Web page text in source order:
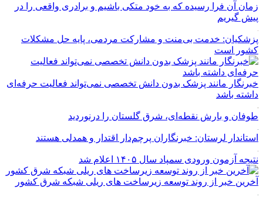
زمان آن فرا رسیده که به خود متکی باشیم و برادری واقعی را در
پیش گیریم
پزشکیان: خدمت بی‌منت و مشارکت مردمی، پایه حل مشکلات
کشور است
خبرنگار مانند پزشک بدون دانش تخصصی نمی‌تواند فعالیت حرفه‌ای
داشته باشد
طوفان و بارش نقطه‌ای، شرق گلستان را درنوردید
استاندار لرستان: خبرنگاران پرچم‌دار اقتدار و همدلی هستند
نتیجه آزمون ورودی سمپاد سال ۱۴۰۵ اعلام شد
آخرین خبر از روند توسعه زیرساخت های ریلی شبکه شرق کشور